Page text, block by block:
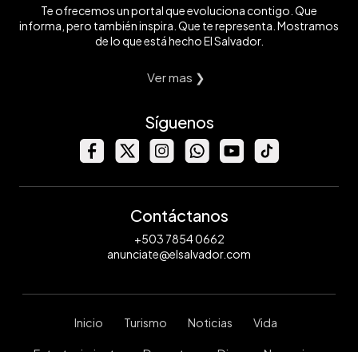
Te ofrecemos un portal que evoluciona contigo. Que
informa, pero también inspira. Que te representa. Mostramos
de lo que está hecho El Salvador.
Ver mas ❯
Síguenos
Contáctanos
+503 7854 0662
anunciate@elsalvador.com
Inicio Turismo Noticias Vida